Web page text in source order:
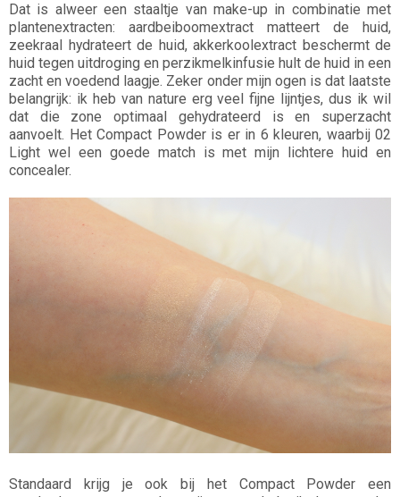
Dat is alweer een staaltje van make-up in combinatie met
plantenextracten: aardbeiboomextract matteert de huid,
zeekraal hydrateert de huid, akkerkoolextract beschermt de
huid tegen uitdroging en perzikmelkinfusie hult de huid in een
zacht en voedend laagje. Zeker onder mijn ogen is dat laatste
belangrijk: ik heb van nature erg veel fijne lijntjes, dus ik wil
dat die zone optimaal gehydrateerd is en superzacht
aanvoelt. Het Compact Powder is er in 6 kleuren, waarbij 02
Light wel een goede match is met mijn lichtere huid en
concealer.
Standaard krijg je ook bij het Compact Powder een